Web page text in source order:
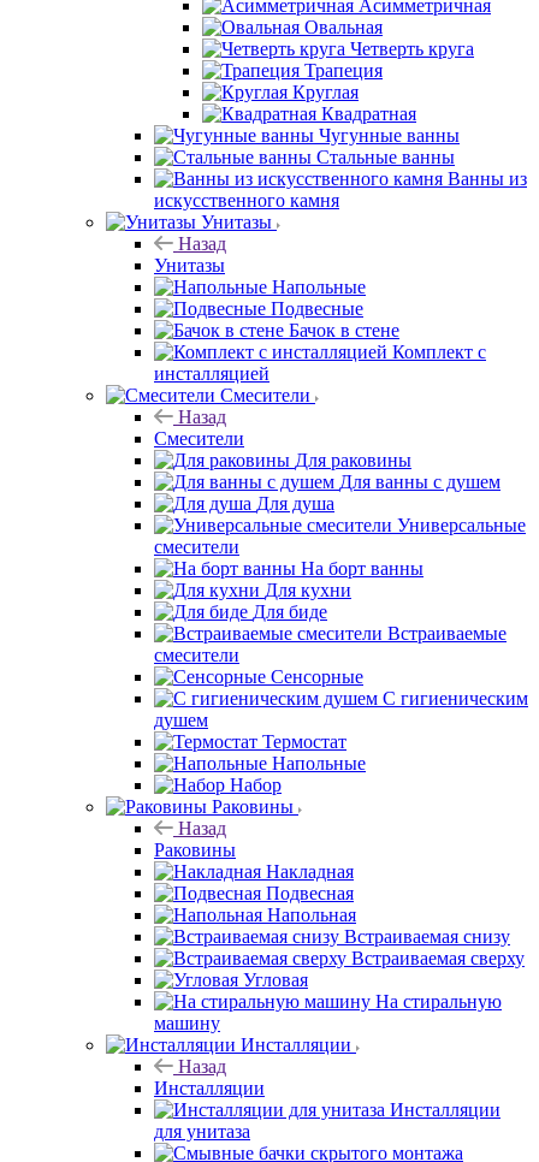
Асимметричная
Овальная
Четверть круга
Трапеция
Круглая
Квадратная
Чугунные ванны
Стальные ванны
Ванны из
искусственного камня
Унитазы
Назад
Унитазы
Напольные
Подвесные
Бачок в стене
Комплект с
инсталляцией
Смесители
Назад
Смесители
Для раковины
Для ванны с душем
Для душа
Универсальные
смесители
На борт ванны
Для кухни
Для биде
Встраиваемые
смесители
Сенсорные
С гигиеническим
душем
Термостат
Напольные
Набор
Раковины
Назад
Раковины
Накладная
Подвесная
Напольная
Встраиваемая снизу
Встраиваемая сверху
Угловая
На стиральную
машину
Инсталляции
Назад
Инсталляции
Инсталляции
для унитаза